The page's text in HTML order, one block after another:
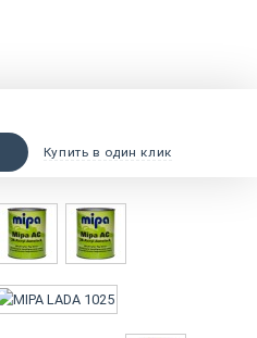
Купить в один клик